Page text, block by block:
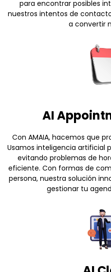
para encontrar posibles
nuestros intentos de
a convertir
AI
Con AMAIA, hacemos que
Usamos inteligencia artificial
evitando problemas de
eficiente. Con formas de
persona, nuestra solución
gestionar tu